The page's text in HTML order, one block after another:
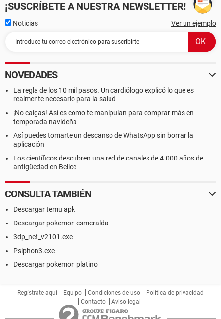
¡SUSCRÍBETE A NUESTRA NEWSLETTER!
Noticias Ver un ejemplo
NOVEDADES
La regla de los 10 mil pasos. Un cardiólogo explicó lo que es
realmente necesario para la salud
¡No caigas! Así es como te manipulan para comprar más en
temporada navideña
Así puedes tomarte un descanso de WhatsApp sin borrar la
aplicación
Los científicos descubren una red de canales de 4.000 años de
antigüedad en Belice
CONSULTA TAMBIÉN
Descargar temu apk
Descargar pokemon esmeralda
3dp_net_v2101.exe
Psiphon3.exe
Descargar pokemon platino
Regístrate aquí Equipo Condiciones de uso
Política de privacidad
Contacto
Aviso legal